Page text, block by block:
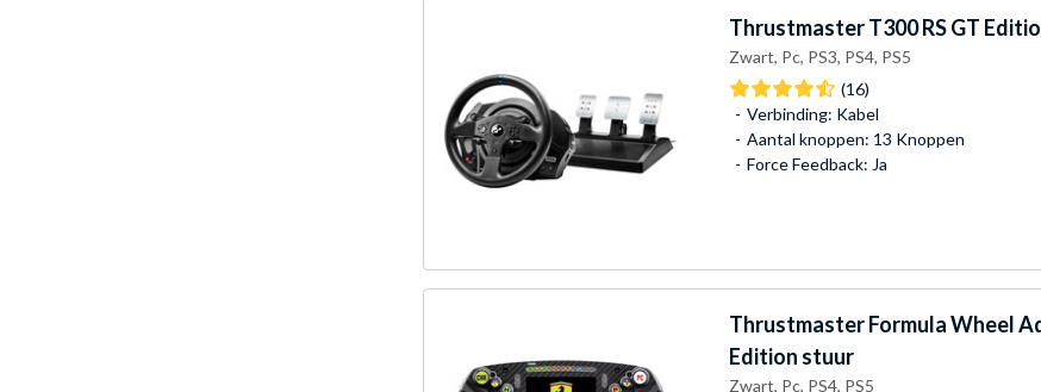
ThrustmasterT300 RS GT
Zwart, Pc, PS3, PS4, PS5
(16)
Verbinding: Kabel
Aantal knoppen: 13 Knoppen
Force Feedback: Ja
ThrustmasterFormula Wheel
Edition stuur
Zwart, Pc, PS4, PS5